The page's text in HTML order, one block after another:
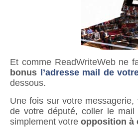
Et comme ReadWriteWeb ne
bonus
l’adresse mail de
dessous.
Une fois sur votre messagerie,
de votre député, coller le
simplement votre opposition à